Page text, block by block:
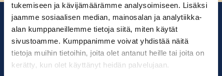
tukemiseen ja kävijämäärämme analysoimiseen. Lisäksi
jaamme sosiaalisen median, mainosalan ja analytiikka-
alan kumppaneillemme tietoja siitä, miten käytät
sivustoamme. Kumppanimme voivat yhdistää näitä
tietoja muihin tietoihin, joita olet antanut heille tai joita on
kerätty, kun olet käyttänyt heidän palvelujaan.